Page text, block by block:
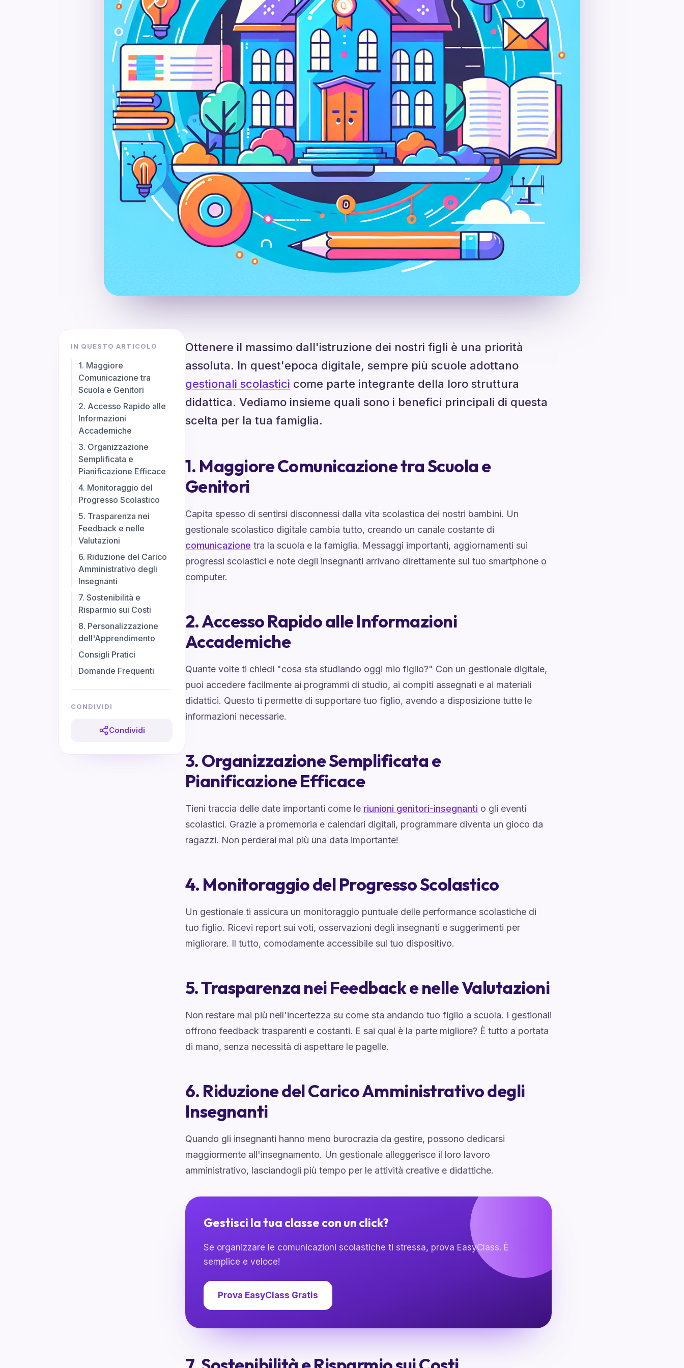
IN QUESTO ARTICOLO
1. Maggiore
Comunicazione tra
Scuola e Genitori
2. Accesso Rapido alle
Informazioni
Accademiche
3. Organizzazione
Semplificata e
Pianificazione Efficace
4. Monitoraggio del
Progresso Scolastico
5. Trasparenza nei
Feedback e nelle
Valutazioni
6. Riduzione del Carico
Amministrativo degli
Insegnanti
7. Sostenibilità e
Risparmio sui Costi
8. Personalizzazione
dell'Apprendimento
Consigli Pratici
Domande Frequenti
CONDIVIDI
Condividi
Ottenere il massimo dall'istruzione dei nostri figli è una priorità
assoluta. In quest'epoca digitale, sempre più scuole adottano
gestionali scolastici come parte integrante della loro struttura
didattica. Vediamo insieme quali sono i benefici principali di questa
scelta per la tua famiglia.
1. Maggiore Comunicazione tra Scuola e
Genitori
Capita spesso di sentirsi disconnessi dalla vita scolastica dei nostri bambini. Un
gestionale scolastico digitale cambia tutto, creando un canale costante di
comunicazione tra la scuola e la famiglia. Messaggi importanti, aggiornamenti sui
progressi scolastici e note degli insegnanti arrivano direttamente sul tuo smartphone o
computer.
2. Accesso Rapido alle Informazioni
Accademiche
Quante volte ti chiedi "cosa sta studiando oggi mio figlio?" Con un gestionale digitale,
puoi accedere facilmente ai programmi di studio, ai compiti assegnati e ai materiali
didattici. Questo ti permette di supportare tuo figlio, avendo a disposizione tutte le
informazioni necessarie.
3. Organizzazione Semplificata e
Pianificazione Efficace
Tieni traccia delle date importanti come le riunioni genitori-insegnanti o gli eventi
scolastici. Grazie a promemoria e calendari digitali, programmare diventa un gioco da
ragazzi. Non perderai mai più una data importante!
4. Monitoraggio del Progresso Scolastico
Un gestionale ti assicura un monitoraggio puntuale delle performance scolastiche di
tuo figlio. Ricevi report sui voti, osservazioni degli insegnanti e suggerimenti per
migliorare. Il tutto, comodamente accessibile sul tuo dispositivo.
5. Trasparenza nei Feedback e nelle Valutazioni
Non restare mai più nell'incertezza su come sta andando tuo figlio a scuola. I gestionali
offrono feedback trasparenti e costanti. E sai qual è la parte migliore? È tutto a portata
di mano, senza necessità di aspettare le pagelle.
6. Riduzione del Carico Amministrativo degli
Insegnanti
Quando gli insegnanti hanno meno burocrazia da gestire, possono dedicarsi
maggiormente all'insegnamento. Un gestionale alleggerisce il loro lavoro
amministrativo, lasciandogli più tempo per le attività creative e didattiche.
Gestisci la tua classe con un click?
Se organizzare le comunicazioni scolastiche ti stressa, prova EasyClass. È
semplice e veloce!
Prova EasyClass Gratis